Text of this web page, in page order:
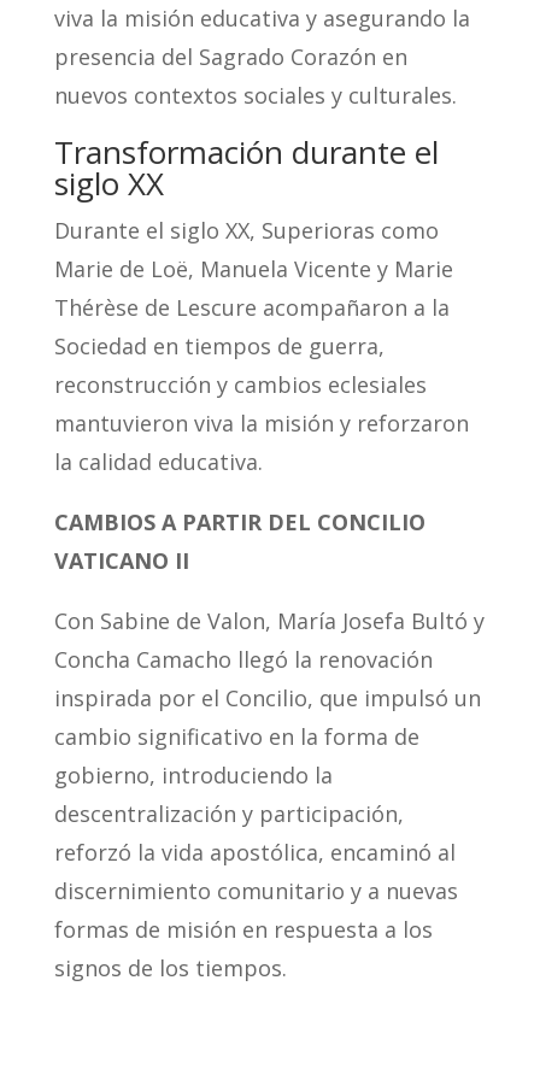
viva la misión educativa y asegurando la
presencia del Sagrado Corazón en
nuevos contextos sociales y culturales.
Transformación durante el
siglo XX
Durante el siglo XX, Superioras como
Marie de Loë, Manuela Vicente y Marie
Thérèse de Lescure acompañaron a la
Sociedad en tiempos de guerra,
reconstrucción y cambios eclesiales
mantuvieron viva la misión y reforzaron
la calidad educativa.
CAMBIOS A PARTIR DEL CONCILIO
VATICANO II
Con Sabine de Valon, María Josefa Bultó y
Concha Camacho llegó la renovación
inspirada por el Concilio, que impulsó un
cambio significativo en la forma de
gobierno, introduciendo la
descentralización y participación,
reforzó la vida apostólica, encaminó al
discernimiento comunitario y a nuevas
formas de misión en respuesta a los
signos de los tiempos.